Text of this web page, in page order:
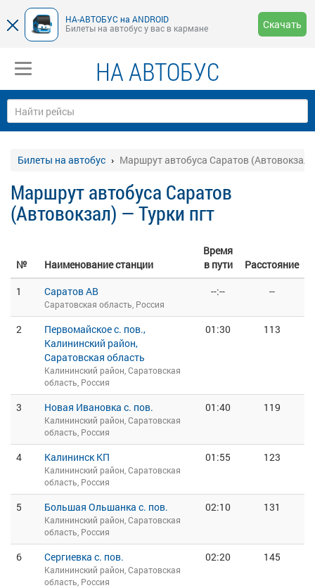
НА-АВТОБУС на ANDROID
Билеты на автобус у вас в кармане
Скачать
НА АВТОБУС
Билеты на автобус Маршрут автобуса Саратов (Автовокзал)
Маршрут автобуса Саратов
(Автовокзал) — Турки пгт
№ Наименование станции
Время
в пути
Расстояние
1
Саратов АВ
Саратовская область, Россия
--:-- --
2
Первомайское с. пов.,
Калининский район,
Саратовская область
Калининский район, Саратовская
область, Россия
01:30 113
3 Новая Ивановка с. пов.
Калининский район, Саратовская
область, Россия
01:40 119
4 Калининск КП
Калининский район, Саратовская
область, Россия
01:55 123
5 Большая Ольшанка с. пов.
Калининский район, Саратовская
область, Россия
02:10 131
6 Сергиевка с. пов.
Калининский район, Саратовская
область, Россия
02:20 145